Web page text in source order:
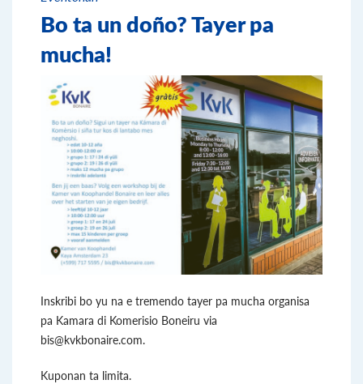
Bo ta un doño? Tayer pa
mucha!
Inskribi bo yu na e tremendo tayer pa mucha organisa
pa Kamara di Komerisio Boneiru via
bis@kvkbonaire.com.
Kuponan ta limita.